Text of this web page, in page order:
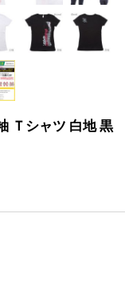
Ｔシャツ 白地 黒